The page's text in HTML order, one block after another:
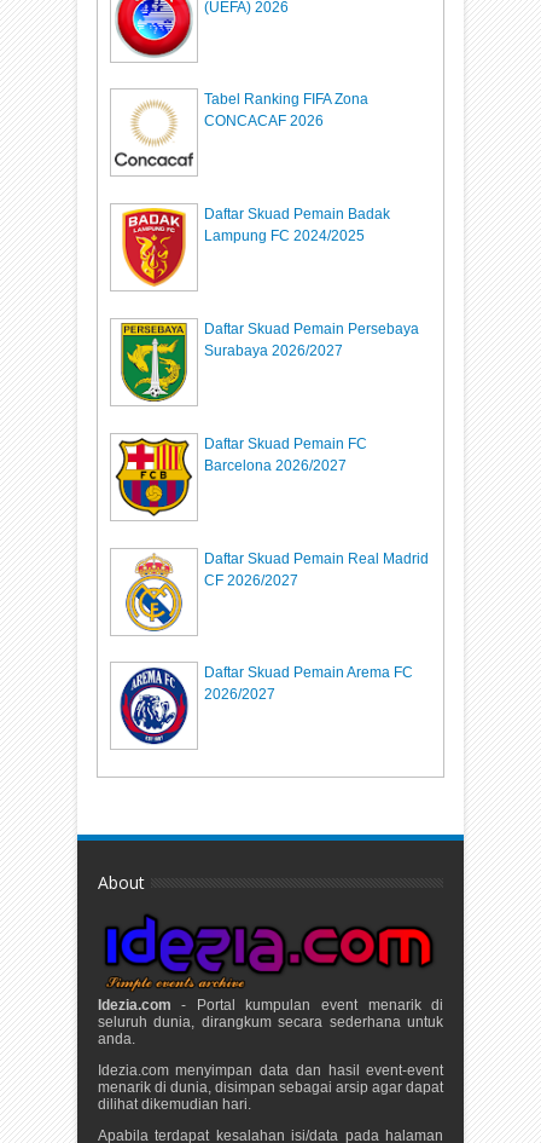
(UEFA) 2026
Tabel Ranking FIFA Zona
CONCACAF 2026
Daftar Skuad Pemain Badak
Lampung FC 2024/2025
Daftar Skuad Pemain Persebaya
Surabaya 2026/2027
Daftar Skuad Pemain FC
Barcelona 2026/2027
Daftar Skuad Pemain Real Madrid
CF 2026/2027
Daftar Skuad Pemain Arema FC
2026/2027
About
Idezia.com - Portal kumpulan event menarik di
seluruh dunia, dirangkum secara sederhana untuk
anda.
Idezia.com menyimpan data dan hasil event-event
menarik di dunia, disimpan sebagai arsip agar dapat
dilihat dikemudian hari.
Apabila terdapat kesalahan isi/data pada halaman